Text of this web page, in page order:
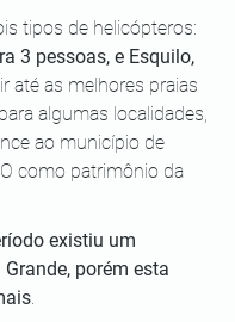
tipos de helicópteros:
3 pessoas, e Esquilo,
ir até as melhores praias
algumas localidades,
ao município de
como patrimônio da
existiu um
porém esta